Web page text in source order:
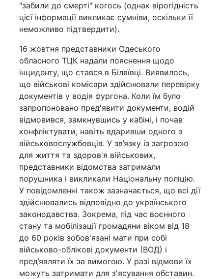
"забили до смерті" когось (однак вірогідність
цієї інформації викликає сумніви, оскільки її
неможливо підтвердити).
16 жовтня представники Одеського
обласного ТЦК надали пояснення щодо
інциденту, що стався в Біляївці. Виявилось,
що військові комісари здійснювали перевірку
документів у водія фургона. Коли їм було
запропоновано пред'явити документи, водій
відмовився, замкнувшись у кабіні, і почав
конфліктувати, навіть вдаривши одного з
військовослужбовців. У зв’язку із загрозою
для життя та здоров'я військових,
представники відомства затримали
порушника і викликали Національну поліцію.
У повідомленні також зазначається, що всі дії
здійснювались відповідно до українського
законодавства. Зокрема, під час воєнного
стану та мобілізації громадяни віком від 18
до 60 років зобов'язані мати при собі
військово-облікові документи (ВОД) і
пред’являти їх за вимогою. У разі відмови їх
можуть затримати для з'ясування обставин.